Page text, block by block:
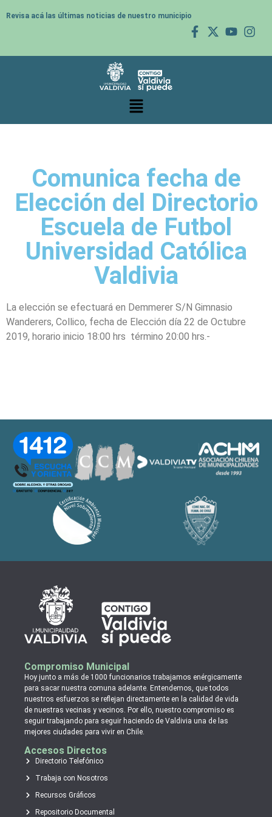
Revisa acá las últimas noticias de nuestro municipio
Comunica fecha de
Elección del Directorio
Escuela de Futbol
Universidad Católica
Valdivia
La elección se efectuará en Demmerer S/N Gimnasio
Wanderers, Collico, fecha de Elección día 22 de Octubre
2019, horario inicio 18:00 hrs término 20:00 hrs.-
Compromiso Municipal
Hoy junto a más de 1000 funcionarios trabajamos enérgicamente
para sacar nuestra comuna adelante. Entendemos, que todos
nuestros esfuerzos se reflejan directamente en la calidad de vida
de nuestras vecinas y vecinos. Por ello, nuestro compromiso es
seguir trabajando para seguir haciendo de Valdivia una de las
mejores ciudades para vivir en Chile.
Accesos Directos
Directorio Telefónico
Trabaja con Nosotros
Recursos Gráficos
Repositorio Documental